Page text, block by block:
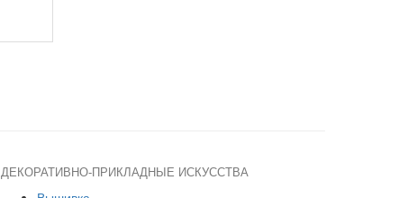
ДЕКОРАТИВНО-ПРИКЛАДНЫЕ ИСКУССТВА